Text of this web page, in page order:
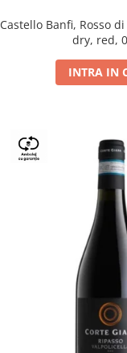
Castello Banfi, Rosso
dry, red,
INTRA IN